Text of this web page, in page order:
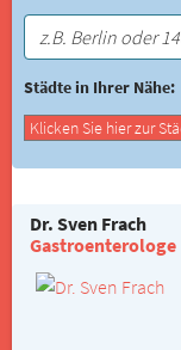
Städte in Ihrer Nähe:
Dr. Sven Frach
Gastroenterologe